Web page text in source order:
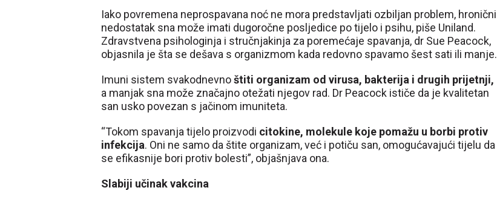
Iako povremena neprospavana noć ne mora predstavljati ozbiljan problem, hronični
nedostatak sna može imati dugoročne posljedice po tijelo i psihu, piše Uniland.
Zdravstvena psihologinja i stručnjakinja za poremećaje spavanja, dr Sue Peacock,
objasnila je šta se dešava s organizmom kada redovno spavamo šest sati ili manje.
Imuni sistem svakodnevnoštiti organizam od virusa, bakterija i drugih prijetnji,
a manjak sna može značajno otežati njegov rad. Dr Peacock ističe da je kvalitetan
san usko povezan s jačinom imuniteta.
“Tokom spavanja tijelo proizvodi citokine, molekule koje pomažu u borbi protiv
infekcija. Oni ne samo da štite organizam, već i potiču san, omogućavajući tijelu da
se efikasnije bori protiv bolesti”, objašnjava ona.
Slabiji učinak vakcina